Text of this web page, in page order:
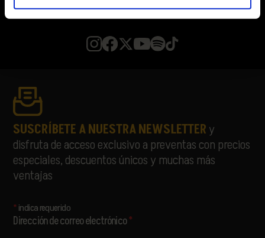
SUSCRÍBETE A NUESTRA NEWSLETTERy
disfruta de acceso exclusivo a preventas con precios
especiales, descuentos únicos y muchas más
ventajas
*indica requerido
Dirección de correo electrónico*